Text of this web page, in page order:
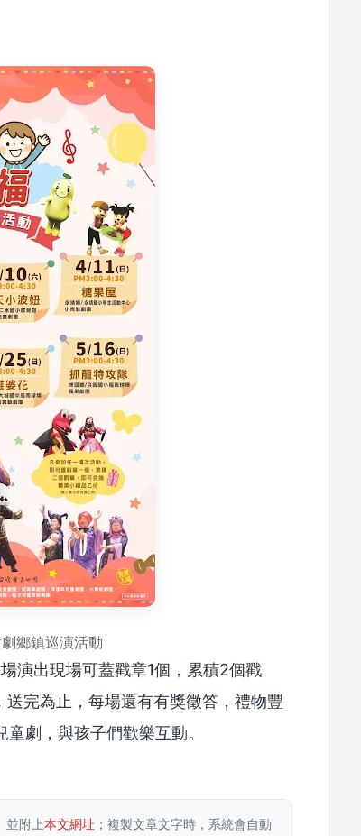
鄉鎮巡演活動
演出現場可蓋戳章1個，累積2個戳
完為止，每場還有有獎徵答，禮物豐
劇，與孩子們歡樂互動。
並附上本文網址 ；複製文章文字時，系統會自動